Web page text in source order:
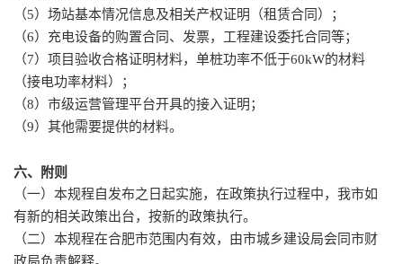
（5）场站基本情况信息及相关产权证明（租赁合同）；
（6）充电设备的购置合同、发票，工程建设委托合同等；
（7）项目验收合格证明材料，单桩功率不低于60kW的材料
（接电功率材料）；
（8）市级运营管理平台开具的接入证明；
（9）其他需要提供的材料。
六、附则
（一）本规程自发布之日起实施，在政策执行过程中，我市如
有新的相关政策出台，按新的政策执行。
（二）本规程在合肥市范围内有效，由市城乡建设局会同市财
政局负责解释。